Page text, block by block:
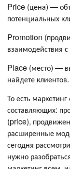
Price (цена) —
потенциальных
Promotion
взаимодействия
Place (место) —
найдете клиентов.
То есть
составляющих:
(price),
расширенные
сегодня
нужно